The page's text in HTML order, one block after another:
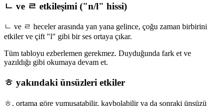
ㄴ ve ㄹ etkileşimi ("n/l" hissi)
ㄴ ve ㄹ heceler arasında yan yana gelince, çoğu zaman birbirini
etkiler ve çift "l" gibi bir ses ortaya çıkar.
Tüm tabloyu ezberlemen gerekmez. Duyduğunda fark et ve
yazıldığı gibi okumaya devam et.
ㅎ yakındaki ünsüzleri etkiler
ㅎ, ortama göre yumuşatabilir, kaybolabilir ya da sonraki ünsüzü